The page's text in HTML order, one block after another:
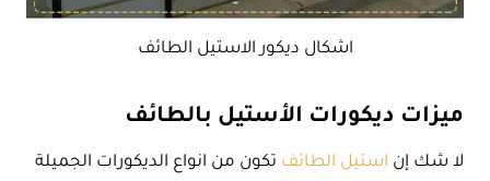
اشكال ديكور الاستيل الطائف
ميزات ديكورات الأستيل بالطائف
لا شك إن استيل الطائف تكون من انواع الديكورات الجميلة